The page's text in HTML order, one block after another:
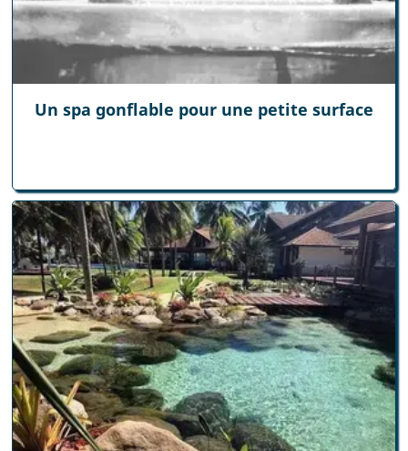
Un spa gonflable pour une petite surface